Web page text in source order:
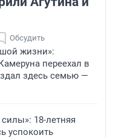
Обсудить
жизни»:
переехал в
здесь семью —
18-летняя
успокоить